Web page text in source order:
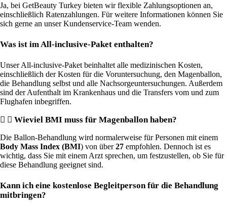
Ja, bei GetBeauty Turkey bieten wir flexible Zahlungsoptionen an,
einschließlich Ratenzahlungen. Für weitere Informationen können Sie
sich gerne an unser Kundenservice-Team wenden.
Was ist im All-inclusive-Paket enthalten?
Unser All-inclusive-Paket beinhaltet alle medizinischen Kosten,
einschließlich der Kosten für die Voruntersuchung, den Magenballon,
die Behandlung selbst und alle Nachsorgeuntersuchungen. Außerdem
sind der Aufenthalt im Krankenhaus und die Transfers vom und zum
Flughafen inbegriffen.
Wieviel BMI muss für Magenballon haben?
Die Ballon-Behandlung wird normalerweise für Personen mit einem
Body Mass Index (BMI) von über27 empfohlen. Dennoch ist es
wichtig, dass Sie mit einem Arzt sprechen, um festzustellen, ob Sie für
diese Behandlung geeignet sind.
Kann ich eine kostenlose Begleitperson für die Behandlung
mitbringen?